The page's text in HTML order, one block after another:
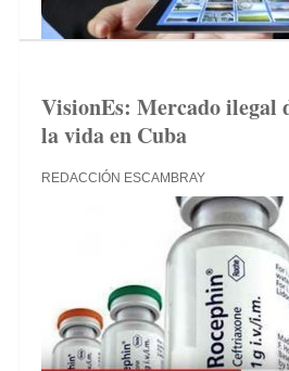
VisionEs: Mercado ilegal
la vida en Cuba
REDACCIÓN ESCAMBRAY